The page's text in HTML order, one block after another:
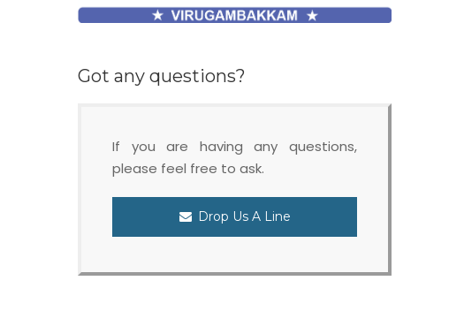
Got any questions?
If you are having any questions,
please feel free to ask.
Drop Us A Line